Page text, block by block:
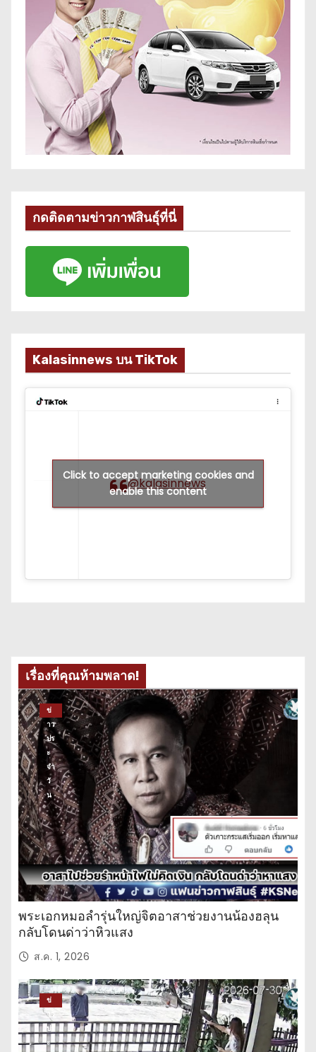
กดติดตามข่าวกาฬสินธุ์ที่นี่
Kalasinnews บน TikTok
@kalasinnews
Click to accept marketing cookies and
enable this content
เรื่องที่คุณห้ามพลาด!
ข่
าว
ปร
ะ
จำ
วั
น
พระเอกหมอลำรุ่นใหญ่จิตอาสาช่วยงานน้องฮลุน
กลับโดนด่าว่าหิวแสง
ส.ค. 1, 2026
ข่
าว
ปร
ะ